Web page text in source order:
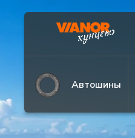
Автошины
Информация